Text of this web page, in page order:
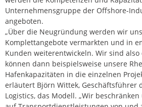
Unternehmensgruppe der Offshore-
angeboten.
„Über die Neugründung werden wir
Komplettangebote vermarkten und in
Kunden weiterentwickeln. Wir sind
können dann beispielsweise unsere
Hafenkapazitäten in die einzelnen
erläutert Björn Wittek, Geschäftsführer
Logistics, das Modell. „Wir